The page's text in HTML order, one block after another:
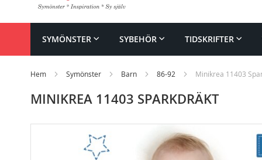
SYMÖNSTER SYBEHÖR TIDSKRIFTER
Hem Symönster Barn 86-92 Minikrea 11403
MINIKREA 11403 SPARKDRÄKT